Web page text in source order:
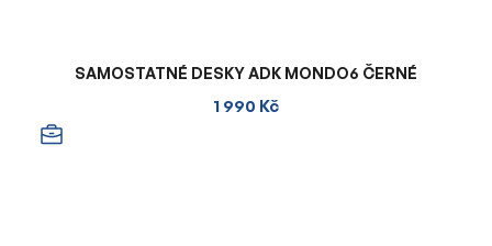
SAMOSTATNÉ DESKY ADK MONDO6 ČERNÉ
1 990 Kč